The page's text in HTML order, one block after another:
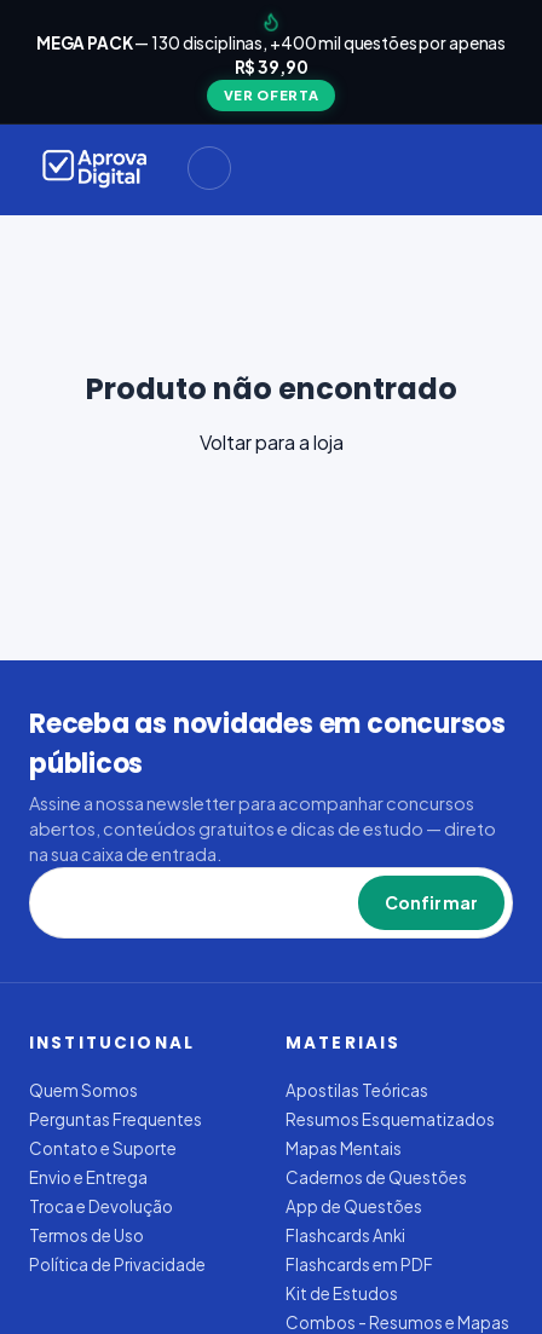
MEGA PACK— 130 disciplinas, +400 mil questões por apenas
R$ 39,90
VER OFERTA
Produto não encontrado
Voltar para a loja
Receba as novidades em concursos
públicos
Assine a nossa newsletter para acompanhar concursos
abertos, conteúdos gratuitos e dicas de estudo — direto
na sua caixa de entrada.
Confirmar
INSTITUCIONAL
Quem Somos
Perguntas Frequentes
Contato e Suporte
Envio e Entrega
Troca e Devolução
Termos de Uso
Política de Privacidade
MATERIAIS
Apostilas Teóricas
Resumos Esquematizados
Mapas Mentais
Cadernos de Questões
App de Questões
Flashcards Anki
Flashcards em PDF
Kit de Estudos
Combos - Resumos e Mapas
Seu
loja e